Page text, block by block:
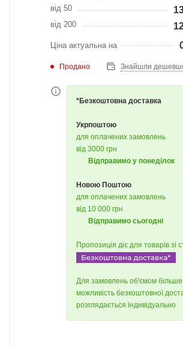
від 50
від 200
Ціна актуальна на
Продано Знайшли
*Безкоштовна доставка
Укрпоштою
для оплачених замовлень
від 3000 грн
Відправимо у понеділок
Новою Поштою
для оплачених замовлень
від 10 000 грн
Відправимо сьогодні
Пропозиція діє для товарів зі
Для замовлень об'ємом
можливість безкоштовної
розглядається індивідуально